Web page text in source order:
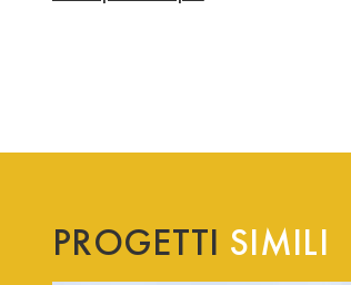
PROGETTI SIMILI